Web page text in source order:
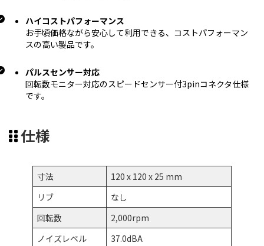
ハイコストパフォーマンス
お手頃価格ながら安心して利用できる、コストパフォーマン
スの高い製品です。
パルスセンサー対応
回転数モニター対応のスピードセンサー付3pinコネクタ仕様
です。
仕様
寸法
120 x 120 x 25 mm
リブ
なし
回転数
2,000rpm
ノイズレベル
37.0dBA